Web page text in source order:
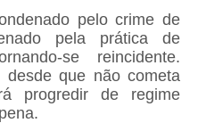
pelo crime de
pela prática de
se reincidente.
desde que não cometa
progredir de regime